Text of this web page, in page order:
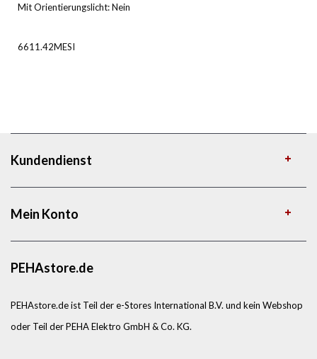
Mit Orientierungslicht: Nein
6611.42MESI
Kundendienst
Mein Konto
PEHAstore.de
PEHAstore.de ist Teil der e-Stores International B.V. und kein Webshop
oder Teil der PEHA Elektro GmbH & Co. KG.